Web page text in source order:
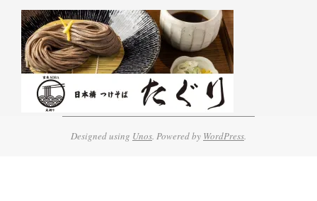
Designed using Unos. Powered by WordPress.